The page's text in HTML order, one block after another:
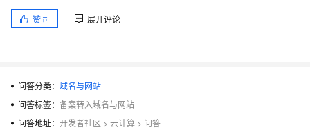
赞同 展开评论
问答分类： 域名与网站
问答标签： 备案转入域名与网站
问答地址： 开发者社区 > 云计算 > 问答